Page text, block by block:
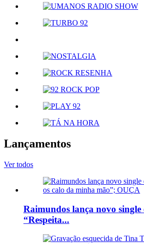
Lançamentos
Ver todos
Raimundos lança novo single
“Respeita...